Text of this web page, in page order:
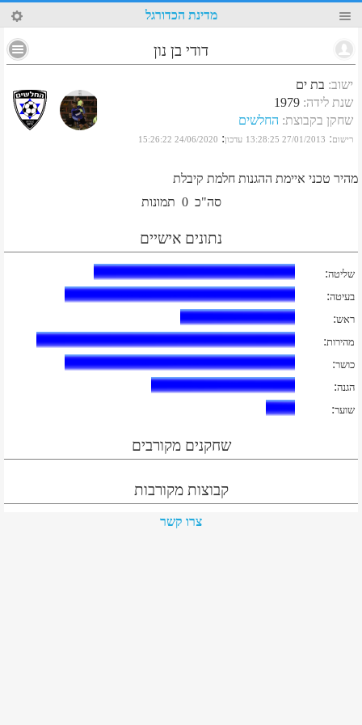
99 מדינת הכדורגל
דודי בן נון
ישוב: בת ים
שנת לידה:
1979
שחקן בקבוצת: החלשים
רישום:
27/01/2013 13:28:25 עדכון:
24/06/2020 15:26:22
מהיר טכני איימת ההגנות חלמת קיבלת
סה"כ 0 תמונות
נתונים אישיים
שליטה:
בעיטה:
ראש:
מהירות:
כושר:
הגנה:
שוער:
שחקנים מקורבים
קבוצות מקורבות
צרו קשר